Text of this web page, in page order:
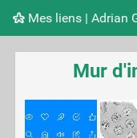
Mes liens | Adrian
Nuage de tags
Mur